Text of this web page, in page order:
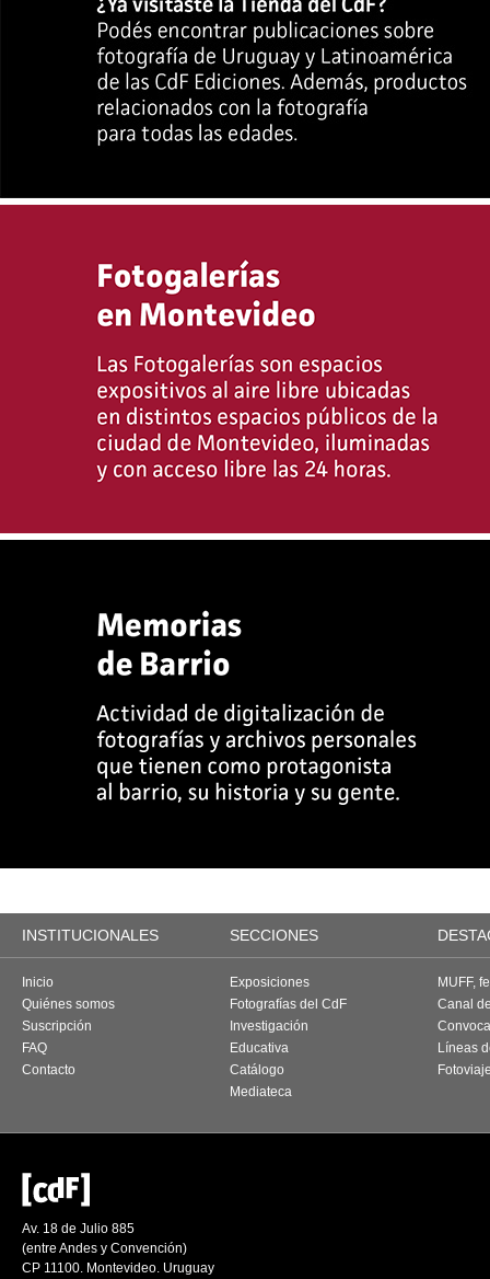
INSTITUCIONALES SECCIONES
Inicio
Quiénes somos
Suscripción
FAQ
Contacto
Exposiciones
Fotografías del CdF
Investigación
Educativa
Catálogo
Mediateca
MUFF,
Canal
Líneas
Av. 18 de Julio 885
(entre Andes y Convención)
CP 11100. Montevideo. Uruguay